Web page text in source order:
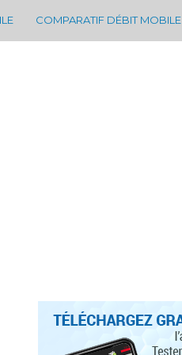
COMPARATIF DÉBIT MOBILE